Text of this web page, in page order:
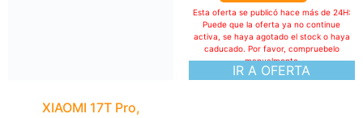
Esta oferta se publicó hace más de 24H:
IR A OFERTA
Esta oferta se publicó hace más de 24H:
Puede que la oferta ya no continue
activa, se haya agotado el stock o haya
caducado. Por favor, compruebelo
manualmente